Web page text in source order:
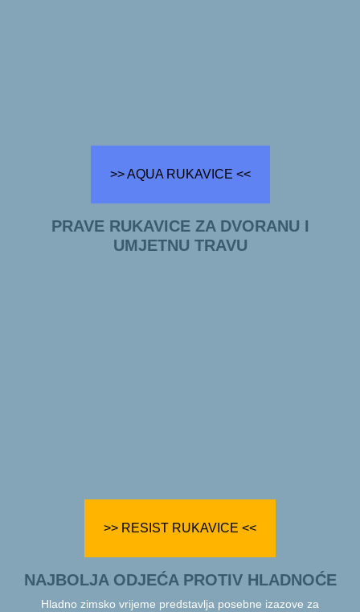
>> AQUA RUKAVICE <<
PRAVE RUKAVICE ZA DVORANU I
UMJETNU TRAVU
>> RESIST RUKAVICE <<
NAJBOLJA ODJEĆA PROTIV HLADNOĆE
Hladno zimsko vrijeme predstavlja posebne izazove za